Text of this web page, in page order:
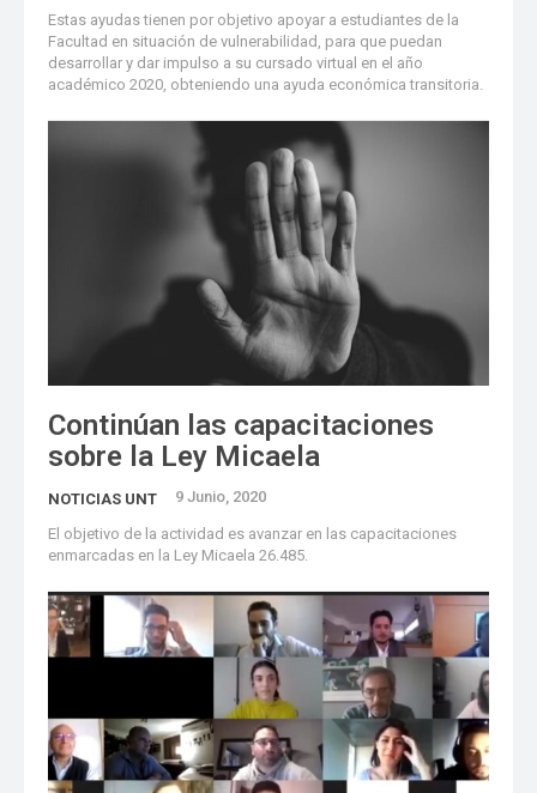
Estas ayudas tienen por objetivo apoyar a estudiantes de la
Facultad en situación de vulnerabilidad, para que puedan
desarrollar y dar impulso a su cursado virtual en el año
académico 2020, obteniendo una ayuda económica transitoria.
Continúan las capacitaciones
sobre la Ley Micaela
NOTICIAS UNT 9 Junio, 2020
El objetivo de la actividad es avanzar en las capacitaciones
enmarcadas en la Ley Micaela 26.485.